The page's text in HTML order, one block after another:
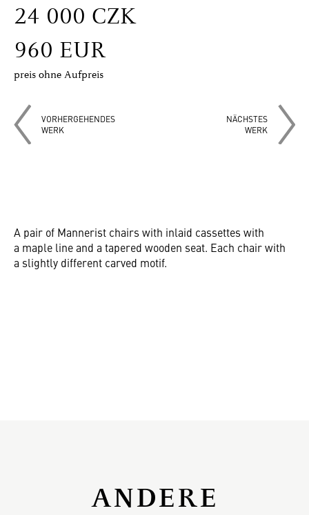
24 000 CZK
960 EUR
preis ohne Aufpreis
VORHERGEHENDES
WERK
NÄCHSTES
WERK
A pair of Mannerist chairs with inlaid cassettes with
a maple line and a tapered wooden seat. Each chair with
a slightly different carved motif.
ANDERE